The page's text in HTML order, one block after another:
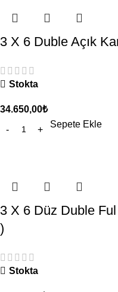
3 X 6 Duble Açık
Stokta
34.650,00₺
Sepete Ekle
3 X 6 Düz Duble
)
Stokta